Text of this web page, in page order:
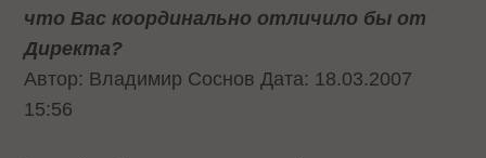
что Вас координально отличило бы от
Директа?
Автор: Владимир Соснов Дата: 18.03.2007
15:56